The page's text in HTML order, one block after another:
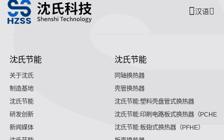
汉语
沈氏节能
关于沈氏
制造基地
沈氏节能
研发创新
新闻媒体
沈氏节能
同轴换热器
壳管换热器
沈氏节能:塑料壳盘管式换热器
沈氏节能:印刷电路板式换热器（PCHE）
沈氏节能:板翅式换热器（PFHE）